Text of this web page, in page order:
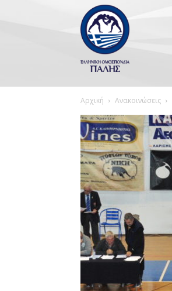
Wrestling
Hellas
Αρχική Ανακοινώσεις